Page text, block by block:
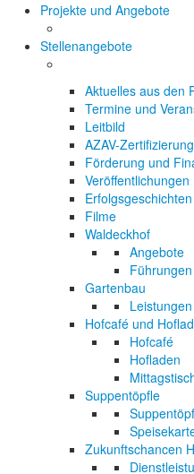
Aktuelles aus den
Termine und
Leitbild
AZAV-Zertifizierung
Förderung und
Veröffentlichungen
Erfolgsgeschichten
Filme
Projekte und Angebote
Waldeckhof
Angebote
Führungen
Gartenbau
Leistungen
Hofcafé und
Hofcafé
Hofladen
Suppentöpfle
Zukunftschancen
Stellenangebote